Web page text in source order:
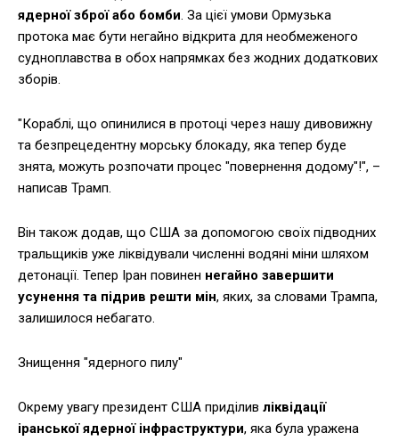
ядерної зброї або бомби. За цієї умови Ормузька
протока має бути негайно відкрита для необмеженого
судноплавства в обох напрямках без жодних додаткових
зборів.
"Кораблі, що опинилися в протоці через нашу дивовижну
та безпрецедентну морську блокаду, яка тепер буде
знята, можуть розпочати процес "повернення додому"!", –
написав Трамп.
Він також додав, що США за допомогою своїх підводних
тральщиків уже ліквідували численні водяні міни шляхом
детонації. Тепер Іран повинен негайно завершити
усунення та підрив решти мін, яких, за словами Трампа,
залишилося небагато.
Знищення "ядерного пилу"
Окрему увагу президент США приділив ліквідації
іранської ядерної інфраструктури, яка була уражена